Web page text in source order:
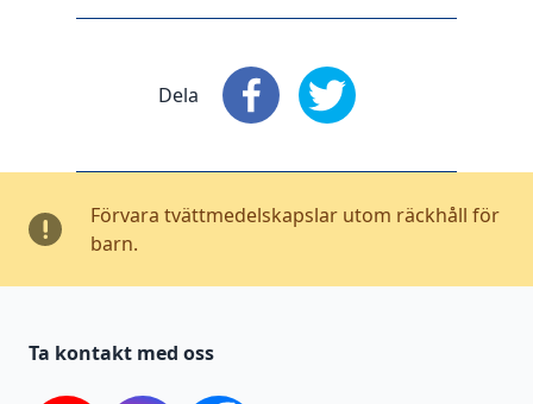
Dela Dela : Facebook
Dela
Förvara tvättmedelskapslar utom räckhåll för
barn.
Ta kontakt med oss